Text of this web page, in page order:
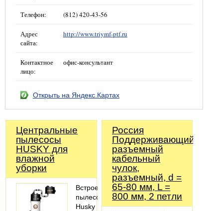
Телефон: (812) 420-43-56
Адрес
сайта:
http://www.triymf-ptf.ru
Контактное
лицо:
офис-консультант
Открыть на Яндекс.Картах
Центральные
пылесосы
HUSKY для
влажной
уборки
Встроенные
пылесосы
Husky
Россия
Поддерживающий
разъемный
кабельный
чулок,
разъемный, d =
65-80 мм, L =
800 мм, 2 петли